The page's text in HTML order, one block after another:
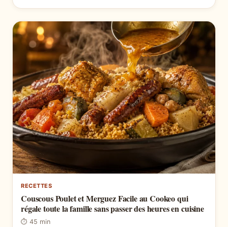
RECETTES
Couscous Poulet et Merguez Facile au Cookeo qui
régale toute la famille sans passer des heures en cuisine
⏱ 45 min